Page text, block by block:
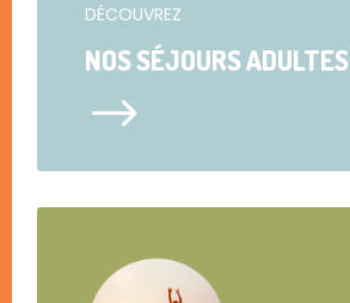
DÉCOUVREZ
NOS SÉJOURS ADULTES
$